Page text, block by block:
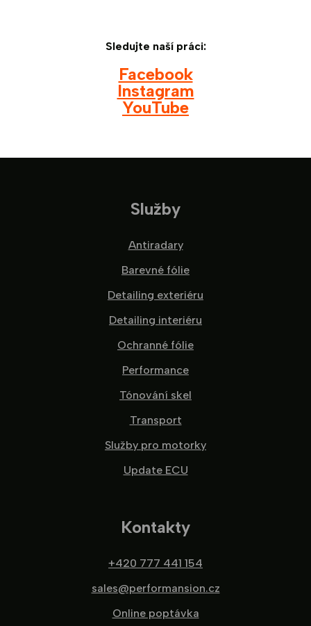
Sledujte naší práci:
Facebook
Instagram
YouTube
Služby
Antiradary
Barevné fólie
Detailing exteriéru
Detailing interiéru
Ochranné fólie
Performance
Tónování skel
Transport
Služby pro motorky
Update ECU
Kontakty
+420 777 441 154
sales@performansion.cz
Online poptávka